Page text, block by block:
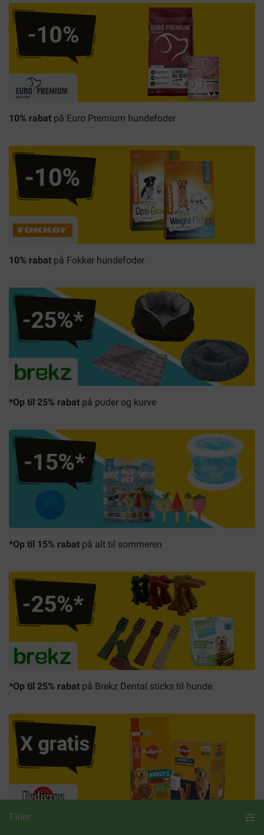
Filter
10% rabat på Euro Premium hundefoder
10% rabat på Fokker hundefoder
*Op til 25% rabat på puder og kurve
*Op til 15% rabat på alt til sommeren
*Op til 25% rabat på Brekz Dental sticks til hunde